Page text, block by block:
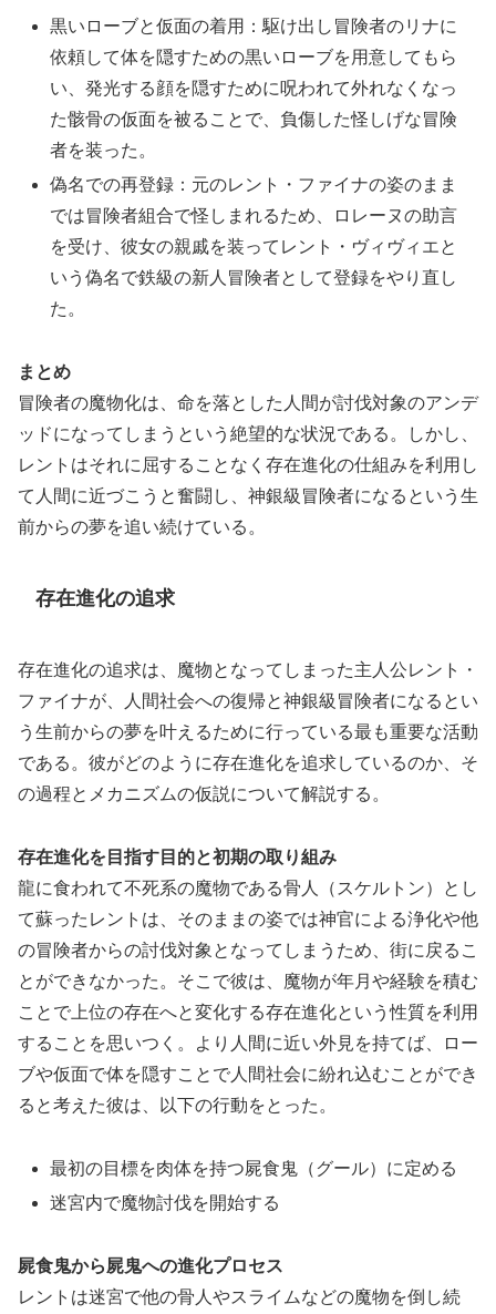
黒いローブと仮面の着用：駆け出し冒険者のリナに
依頼して体を隠すための黒いローブを用意してもら
い、発光する顔を隠すために呪われて外れなくなっ
た骸骨の仮面を被ることで、負傷した怪しげな冒険
者を装った。
偽名での再登録：元のレント・ファイナの姿のまま
では冒険者組合で怪しまれるため、ロレーヌの助言
を受け、彼女の親戚を装ってレント・ヴィヴィエと
いう偽名で鉄級の新人冒険者として登録をやり直し
た。
まとめ
冒険者の魔物化は、命を落とした人間が討伐対象のアンデ
ッドになってしまうという絶望的な状況である。しかし、
レントはそれに屈することなく存在進化の仕組みを利用し
て人間に近づこうと奮闘し、神銀級冒険者になるという生
前からの夢を追い続けている。
存在進化の追求
存在進化の追求は、魔物となってしまった主人公レント・
ファイナが、人間社会への復帰と神銀級冒険者になるとい
う生前からの夢を叶えるために行っている最も重要な活動
である。彼がどのように存在進化を追求しているのか、そ
の過程とメカニズムの仮説について解説する。
存在進化を目指す目的と初期の取り組み
龍に食われて不死系の魔物である骨人（スケルトン）とし
て蘇ったレントは、そのままの姿では神官による浄化や他
の冒険者からの討伐対象となってしまうため、街に戻るこ
とができなかった。そこで彼は、魔物が年月や経験を積む
ことで上位の存在へと変化する存在進化という性質を利用
することを思いつく。より人間に近い外見を持てば、ロー
ブや仮面で体を隠すことで人間社会に紛れ込むことができ
ると考えた彼は、以下の行動をとった。
最初の目標を肉体を持つ屍食鬼（グール）に定める
迷宮内で魔物討伐を開始する
屍食鬼から屍鬼への進化プロセス
レントは迷宮で他の骨人やスライムなどの魔物を倒し続